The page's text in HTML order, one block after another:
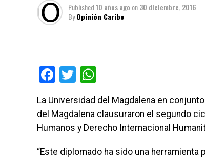
Published10 años ago on30 diciembre, 2016
ByOpinión Caribe
Facebook
Twitter
La Universidad del Magdalena en
del Magdalena clausuraron el segundo
Humanos y Derecho Internacional
“Este diplomado ha sido una